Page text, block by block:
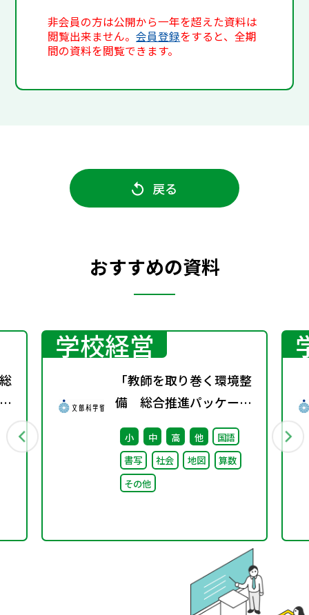
非会員の方は公開から一年を超えた資料は
閲覧出来ません。会員登録をすると、全期
間の資料を閲覧できます。
戻る
おすすめの資料
学校経営
「教師を取り巻く環境整
備 総合推進パッケー
ジ」取りまとめ
小 中 高 他
国語
書写
社会 地図
算数
その他